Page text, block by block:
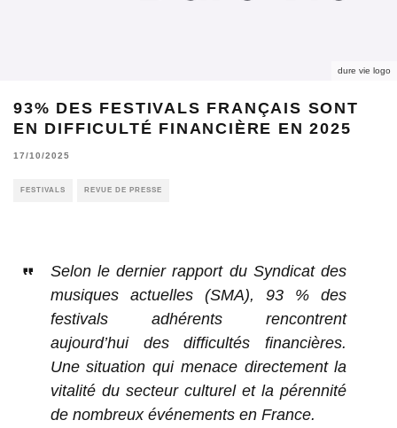
dure vie logo
93% DES FESTIVALS FRANÇAIS SONT
EN DIFFICULTÉ FINANCIÈRE EN 2025
17/10/2025
FESTIVALS REVUE DE PRESSE
Selon le dernier rapport du Syndicat des
musiques actuelles (SMA), 93 % des
festivals adhérents rencontrent
aujourd’hui des difficultés financières.
Une situation qui menace directement la
vitalité du secteur culturel et la pérennité
de nombreux événements en France.